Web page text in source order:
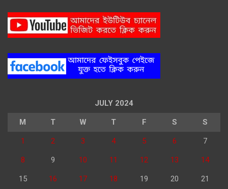
JULY 2024
M T W T F S S
1 2 3 4 5 6 7
8 9 10 11 12 13 14
15 16 17 18 19 20 21